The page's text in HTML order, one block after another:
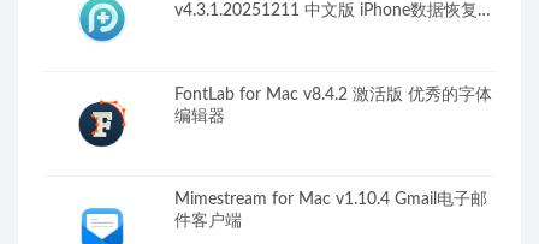
v4.3.1.20251211 中文版 iPhone数据恢复软
FontLab for Mac v8.4.2 激活版 优秀的字体
编辑器
Mimestream for Mac v1.10.4 Gmail电子邮
件客户端